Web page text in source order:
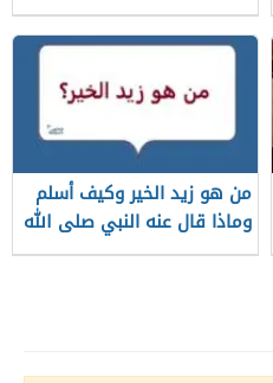
من هو زيد الخير وكيف أسلم
وماذا قال عنه النبي صلى الله
عليه وسلم؟